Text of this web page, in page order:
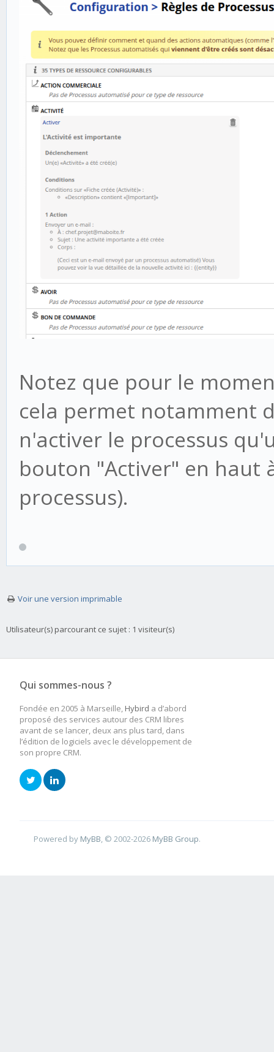
Notez que pour le
cela permet notamment
n'activer le processus
bouton "Activer" en haut
processus).
Voir une version imprimable
Utilisateur(s) parcourant ce sujet : 1 visiteur(s)
Qui sommes-nous ?
Fondée en 2005 à Marseille, Hybird a d’abord
proposé des services autour des CRM libres
avant de se lancer, deux ans plus tard, dans
l’édition de logiciels avec le développement de
son propre CRM.
Powered by MyBB , © 2002-2026 MyBB Group.